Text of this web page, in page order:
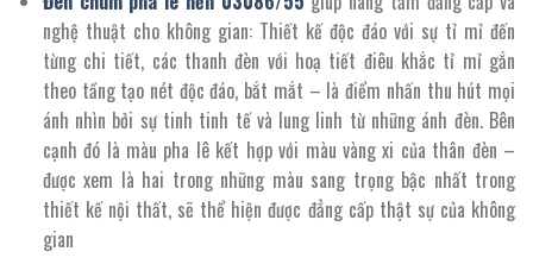
nghệ thuật cho không gian: Thiết kế độc đáo với sự tỉ mỉ đến
từng chi tiết, các thanh đèn với hoạ tiết điêu khắc tỉ mỉ gắn
theo tầng tạo nét độc đáo, bắt mắt – là điểm nhấn thu hút mọi
ánh nhìn bởi sự tinh tinh tế và lung linh từ những ánh đèn. Bên
cạnh đó là màu pha lê kết hợp với màu vàng xi của thân đèn –
được xem là hai trong những màu sang trọng bậc nhất trong
thiết kế nội thất, sẽ thể hiện được đẳng cấp thật sự của không
gian